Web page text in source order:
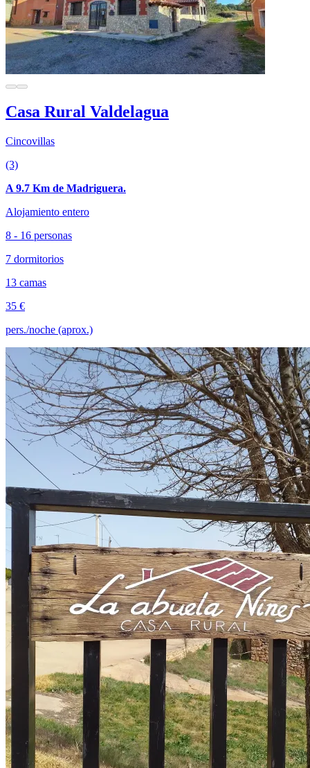
Casa Rural Valdelagua
Cincovillas
(3)
A 9.7 Km de Madriguera.
Alojamiento entero
8 - 16 personas
7 dormitorios
13 camas
35 €
pers./noche (aprox.)